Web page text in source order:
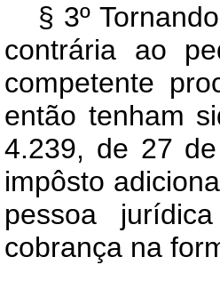
§ 3º
contrária ao
competente
então tenham
4.239, de 27
impôsto
pessoa
cobrança na